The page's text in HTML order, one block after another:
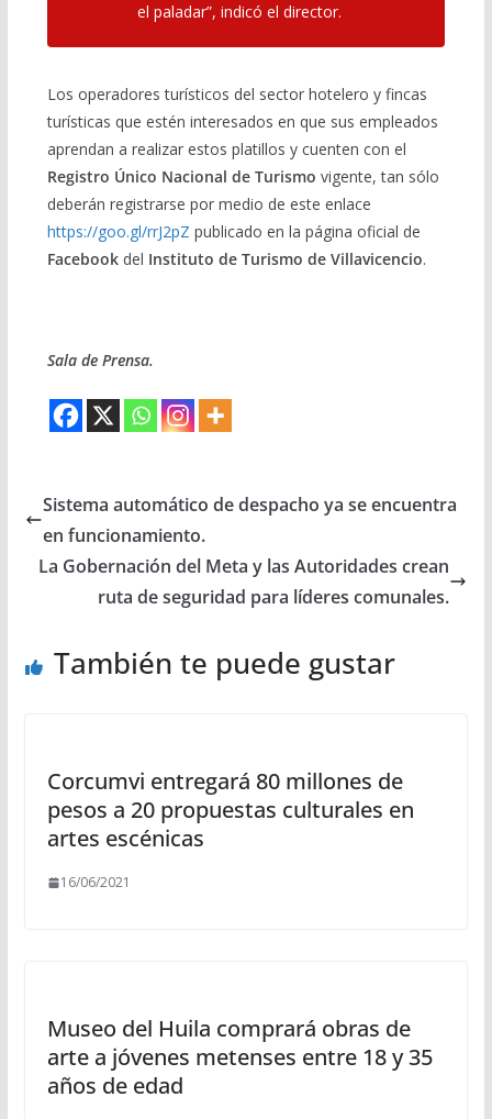
el paladar”, indicó el director.
Los operadores turísticos del sector hotelero y fincas
turísticas que estén interesados en que sus empleados
aprendan a realizar estos platillos y cuenten con el
Registro Único Nacional de Turismo vigente, tan sólo
deberán registrarse por medio de este enlace
https://goo.gl/rrJ2pZ publicado en la página oficial de
Facebookdel Instituto de Turismo de Villavicencio.
Sala de Prensa.
Sistema automático de despacho ya se encuentra
en funcionamiento.
La Gobernación del Meta y las Autoridades crean
ruta de seguridad para líderes comunales.
También te puede gustar
Corcumvi entregará 80 millones de
pesos a 20 propuestas culturales en
artes escénicas
16/06/2021
Museo del Huila comprará obras de
arte a jóvenes metenses entre 18 y 35
años de edad